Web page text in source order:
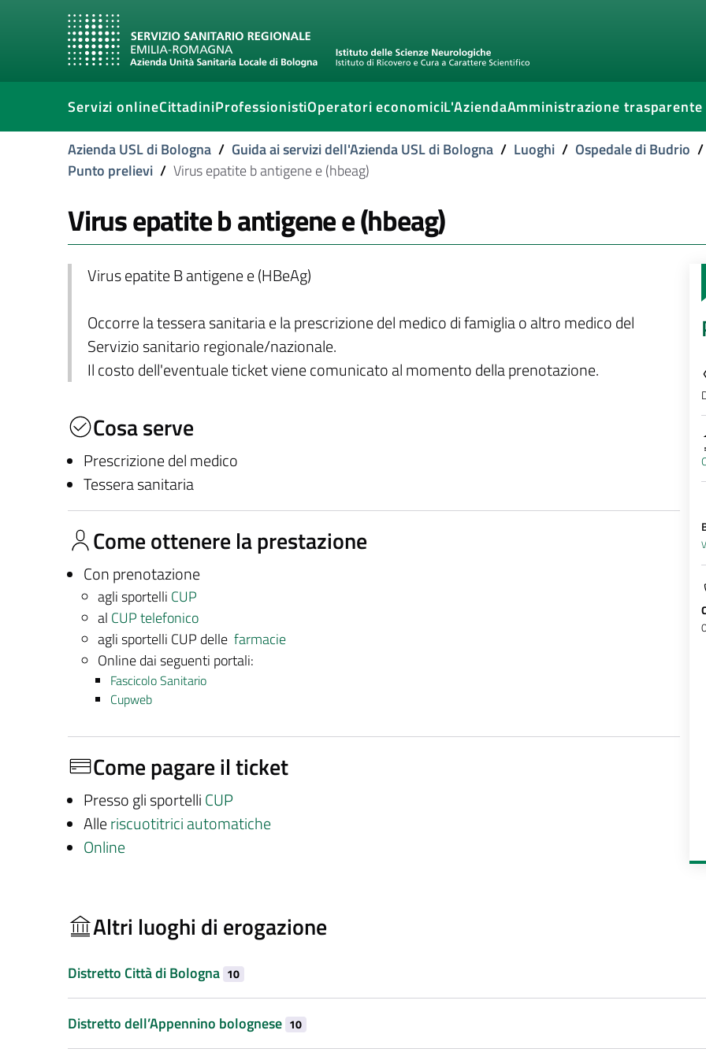
Servizi onlineCittadiniProfessionistiOperatori economiciL'AziendaAmministrazione trasparente
Azienda USL di Bologna / Guida ai servizi dell'Azienda USL di Bologna / Luoghi / Ospedale di Budrio /
Punto prelievi / Virus epatite b antigene e (hbeag)
Virus epatite b antigene e (hbeag)
Virus epatite B antigene e (HBeAg)
Occorre la tessera sanitaria e la prescrizione del medico di famiglia o altro medico del
Servizio sanitario regionale/nazionale.
Il costo dell'eventuale ticket viene comunicato al momento della prenotazione.
Cosa serve
Prescrizione del medico
Tessera sanitaria
Come ottenere la prestazione
Con prenotazione
agli sportelli CUP
al CUP telefonico
agli sportelli CUP delle farmacie
Online dai seguenti portali:
Fascicolo Sanitario
Cupweb
Come pagare il ticket
Presso gli sportelli CUP
Alleriscuotitrici automatiche
Online
Altri luoghi di erogazione
Distretto Città di Bologna 10
Distretto dell’Appennino bolognese 10